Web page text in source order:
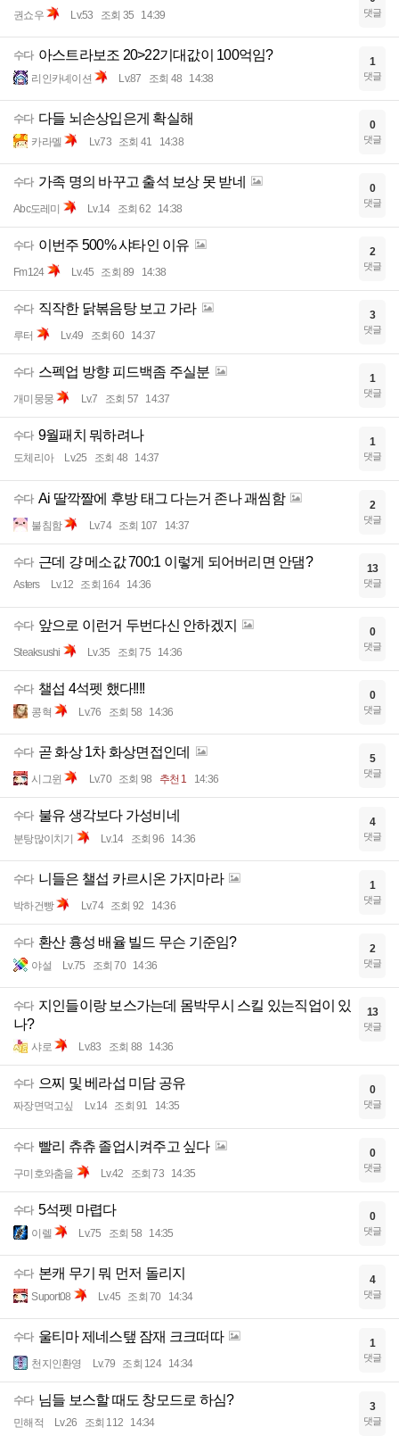
권쇼우 Lv.53 조회 35 14:39 댓글
수다 아스트라보조 20>22기대값이 100억임?
리인카녜이션 Lv.87 조회 48 14:38
1
댓글
수다 다들 뇌손상입은게 확실해
카라멜 Lv.73 조회 41 14:38
0
댓글
수다 가족 명의 바꾸고 출석 보상 못 받네
Abc도레미 Lv.14 조회 62 14:38
0
댓글
수다 이번주 500% 샤타인 이유
Fm124 Lv.45 조회 89 14:38
2
댓글
수다 직작한 닭볶음탕 보고 가라
루터 Lv.49 조회 60 14:37
3
댓글
수다 스펙업 방향 피드백좀 주실분
개미뭉뭉 Lv.7 조회 57 14:37
1
댓글
수다 9월패치 뭐하려나
도체리아 Lv.25 조회 48 14:37
1
댓글
수다 Ai 딸깍짤에 후방 태그 다는거 존나 괘씸함
불침함 Lv.74 조회 107 14:37
2
댓글
수다 근데 걍 메소값 700:1 이렇게 되어버리면 안댐?
Asters Lv.12 조회 164 14:36
13
댓글
수다 앞으로 이런거 두번다신 안하겠지
Steaksushi Lv.35 조회 75 14:36
0
댓글
수다 챌섭 4석펫 했다!!!!
콩혁 Lv.76 조회 58 14:36
0
댓글
수다 곧 화상 1차 화상면접인데
시그윈 Lv.70 조회 98 추천 1 14:36
5
댓글
수다 불유 생각보다 가성비네
분탕많이치기 Lv.14 조회 96 14:36
4
댓글
수다 니들은 챌섭 카르시온 가지마라
박하건빵 Lv.74 조회 92 14:36
1
댓글
수다 환산 흉성 배율 빌드 무슨 기준임?
야설 Lv.75 조회 70 14:36
2
댓글
수다 지인들이랑 보스가는데 몸박무시 스킬 있는직업이 있
나?
샤로 Lv.83 조회 88 14:36
13
댓글
수다 으찌 및 베라섭 미담 공유
짜장면먹고싶 Lv.14 조회 91 14:35
0
댓글
수다 빨리 츄츄 졸업시켜주고 싶다
구미호와춤을 Lv.42 조회 73 14:35
0
댓글
수다 5석펫 마렵다
이렐 Lv.75 조회 58 14:35
0
댓글
수다 본캐 무기 뭐 먼저 돌리지
Suport08 Lv.45 조회 70 14:34
4
댓글
수다 울티마 제네스탶 잠재 크크떠따
천지인환영 Lv.79 조회 124 14:34
1
댓글
수다 님들 보스할 때도 창모드로 하심?
민해적 Lv.26 조회 112 14:34
3
댓글